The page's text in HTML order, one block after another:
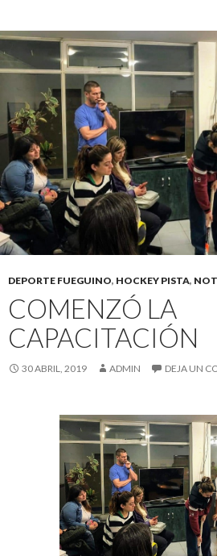
DEPORTE FUEGUINO, HOCKEY PISTA,
COMENZÓ LA
CAPACITACIÓN
30 ABRIL, 2019 ADMIN DEJA UN